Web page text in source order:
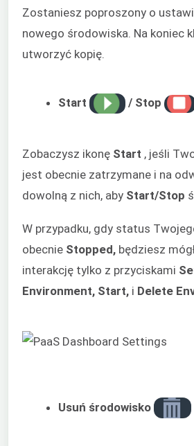
Zostaniesz poproszony o
nowego środowiska. Na koniec
utworzyć kopię.
Start / Stop
Zobaczysz ikonę Start , jeśli
jest obecnie zatrzymane i na
dowolną z nich, aby Start/Stop
W przypadku, gdy status
obecnie Stopped, będziesz
interakcję tylko z przyciskami
Environment, Start, i Delete
Usuń środowisko